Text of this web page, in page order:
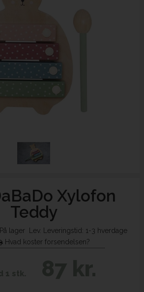
Xylofon
Teddy
På lager
Lev. Leveringstid: 1-3 hverdage
Hvad koster forsendelsen?